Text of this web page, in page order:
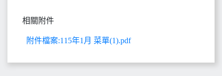
相關附件
附件檔案:115年1月 菜單(1).pdf